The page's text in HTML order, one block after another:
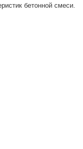
бетонной смеси.